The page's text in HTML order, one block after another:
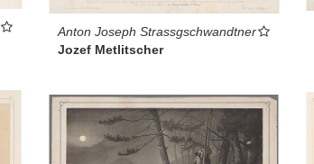
Anton Joseph Strassgschwandtner
Jozef Metlitscher